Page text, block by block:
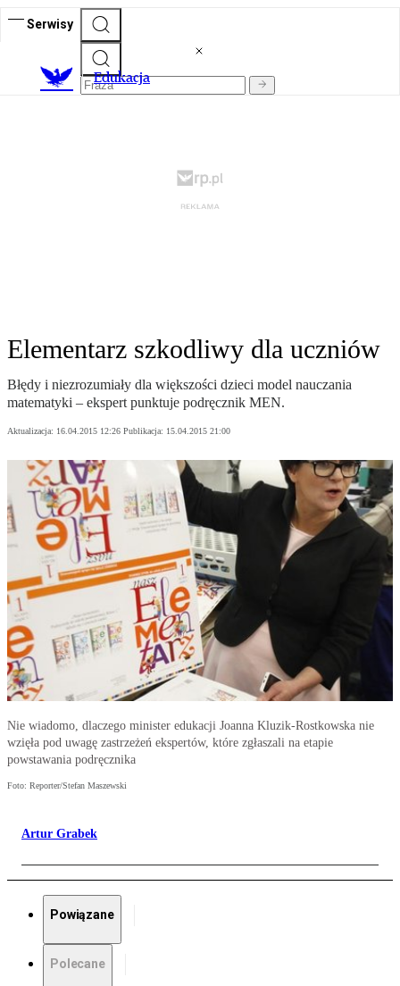
Serwisy
Edukacja
Elementarz szkodliwy dla uczniów
Błędy i niezrozumiały dla większości dzieci model nauczania
matematyki – ekspert punktuje podręcznik MEN.
Aktualizacja: 16.04.2015 12:26 Publikacja: 15.04.2015 21:00
Nie wiadomo, dlaczego minister edukacji Joanna Kluzik-Rostkowska nie
wzięła pod uwagę zastrzeżeń ekspertów, które zgłaszali na etapie
powstawania podręcznika
Foto: Reporter/Stefan Maszewski
Artur Grabek
Powiązane
Polecane